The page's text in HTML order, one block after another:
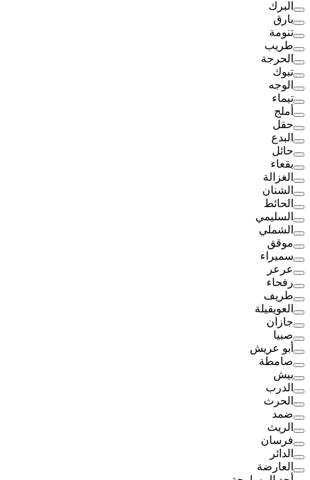
البرك
بارق
تنومة
طريب
الحرجة
تبوك
الوجه
تيماء
أملج
حقل
البدع
حائل
بقعاء
الغزالة
الشنان
الحائط
السليمي
الشملي
موقق
سميراء
عرعر
رفحاء
طريف
العويقيلة
جازان
صبيا
أبو عريش
صامطة
بيش
الدرب
الحرث
ضمد
الريث
فرسان
الدائر
العارضة